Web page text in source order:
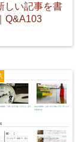
しい記事を書
Q&A103